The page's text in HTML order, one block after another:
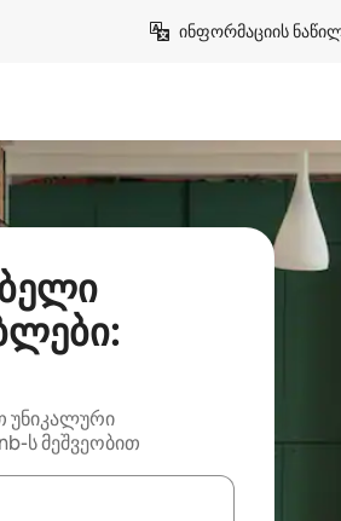
ინფორმაციის
უნიკალური
ს მეშვეობით